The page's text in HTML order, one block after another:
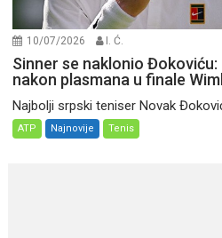
10/07/2026 I. Ć.
Sinner se naklonio
nakon plasmana u finale
Najbolji srpski teniser Novak
ATP Najnovije Tenis